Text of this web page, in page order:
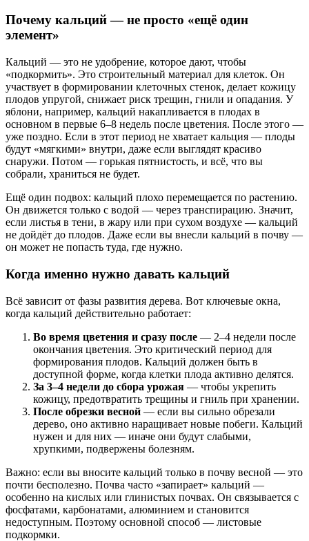
Почему кальций — не просто «ещё один
элемент»
Кальций — это не удобрение, которое дают, чтобы
«подкормить». Это строительный материал для клеток. Он
участвует в формировании клеточных стенок, делает кожицу
плодов упругой, снижает риск трещин, гнили и опадания. У
яблони, например, кальций накапливается в плодах в
основном в первые 6–8 недель после цветения. После этого —
уже поздно. Если в этот период не хватает кальция — плоды
будут «мягкими» внутри, даже если выглядят красиво
снаружи. Потом — горькая пятнистость, и всё, что вы
собрали, храниться не будет.
Ещё один подвох: кальций плохо перемещается по растению.
Он движется только с водой — через транспирацию. Значит,
если листья в тени, в жару или при сухом воздухе — кальций
не дойдёт до плодов. Даже если вы внесли кальций в почву —
он может не попасть туда, где нужно.
Когда именно нужно давать кальций
Всё зависит от фазы развития дерева. Вот ключевые окна,
когда кальций действительно работает:
Во время цветения и сразу после — 2–4 недели после
окончания цветения. Это критический период для
формирования плодов. Кальций должен быть в
доступной форме, когда клетки плода активно делятся.
За 3–4 недели до сбора урожая — чтобы укрепить
кожицу, предотвратить трещины и гниль при хранении.
После обрезки весной — если вы сильно обрезали
дерево, оно активно наращивает новые побеги. Кальций
нужен и для них — иначе они будут слабыми,
хрупкими, подвержены болезням.
Важно: если вы вносите кальций только в почву весной — это
почти бесполезно. Почва часто «запирает» кальций —
особенно на кислых или глинистых почвах. Он связывается с
фосфатами, карбонатами, алюминием и становится
недоступным. Поэтому основной способ — листовые
подкормки.